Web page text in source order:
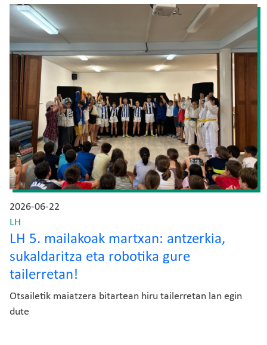
Irudia
2026-06-22
LH
LH 5. mailakoak martxan: antzerkia,
sukaldaritza eta robotika gure
tailerretan!
Otsailetik maiatzera bitartean hiru tailerretan lan egin
dute